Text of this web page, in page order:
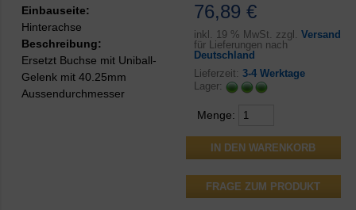
76,89 €
inkl. 19 % MwSt. zzgl. Versand
für Lieferungen nach
Deutschland
Lieferzeit: 3-4 Werktage
Lager:
Menge:
FRAGE ZUM PRODUKT
Einbauseite:
Hinterachse
Beschreibung:
Ersetzt Buchse mit Uniball-
Gelenk mit 40.25mm
Aussendurchmesser